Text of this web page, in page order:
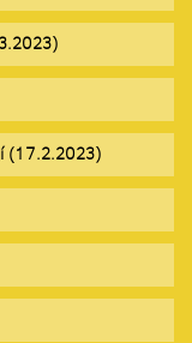
(17.2.2023)